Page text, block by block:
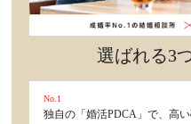
選ばれる3
No.1
独自の「婚活PDCA」で、高